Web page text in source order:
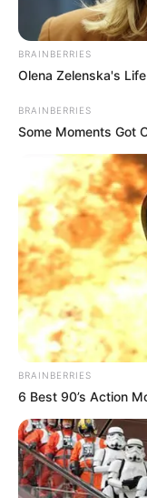
BRAINBERRIES
Olena Zelenska's
BRAINBERRIES
Some Moments Got
BRAINBERRIES
6 Best 90’s Action